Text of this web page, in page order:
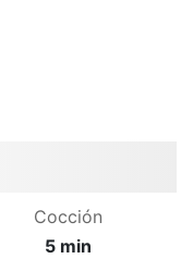
Cocción
5 min